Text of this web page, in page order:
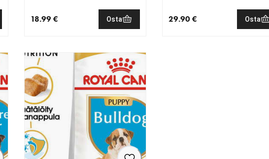
18.99 € Osta 29.90 € Osta